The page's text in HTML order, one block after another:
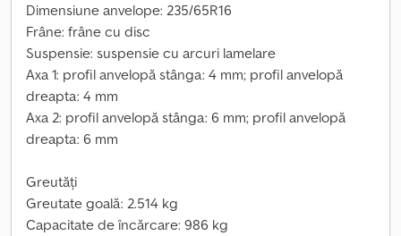
Dimensiune anvelope: 235/65R16
Frâne: frâne cu disc
Suspensie: suspensie cu arcuri lamelare
Axa 1: profil anvelopă stânga: 4 mm; profil anvelopă
dreapta: 4 mm
Axa 2: profil anvelopă stânga: 6 mm; profil anvelopă
dreapta: 6 mm
Greutăți
Greutate goală: 2.514 kg
Capacitate de încărcare: 986 kg